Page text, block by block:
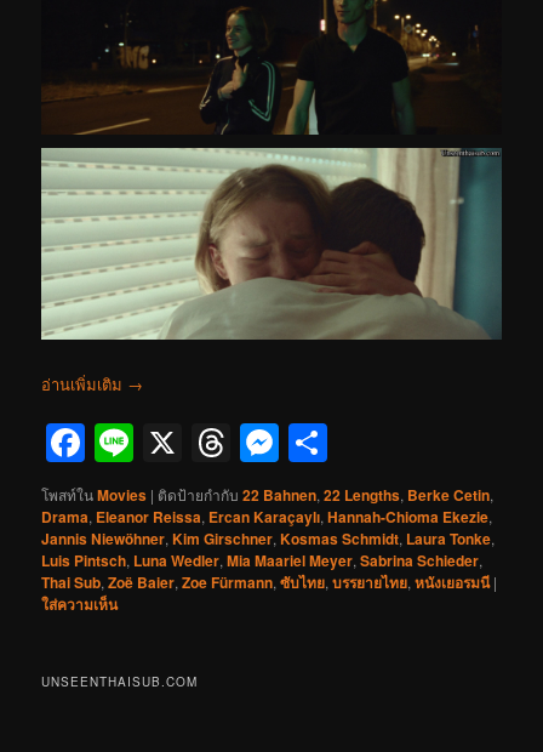
อ่านเพิ่มเติม →
Facebook
Line
X Threads
Messenger
โพสท์ในMovies | ติดป้ายกำกับ 22 Bahnen,22 Lengths, Berke Cetin,
Drama, Eleanor Reissa, Ercan Karaçaylı,Hannah-Chioma Ekezie,
Jannis Niewöhner,Kim Girschner,Kosmas Schmidt, Laura Tonke,
Luis Pintsch, Luna Wedler,Mia Maariel Meyer,Sabrina Schieder,
Thai Sub,Zoë Baier,Zoe Fürmann,ซับไทย,บรรยายไทย,หนังเยอรมนี |
ใส่ความเห็น
UNSEENTHAISUB.COM